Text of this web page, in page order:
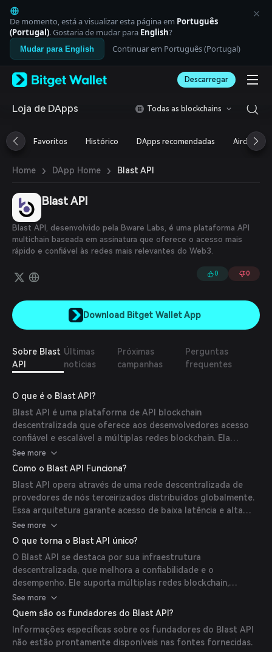
English
日本語
Tiếng Việt
Русский
Español (Latinoamérica)
Italiano
Deutsch
繁體中文
Português (Portugal)
ภาษาไทย
العربية
हिन्दी
Español
Português (Brasil)
Español (Argentina)
De momento, está a visualizar esta página em Português
(Portugal). Gostaria de mudar para English?
Mudar para English Continuar em Português (Portugal)
Descarregar
Loja de DApps Todas as blockchains
Favoritos Histórico DApps recomendadas Airdrop
Home › DApp Home › Blast API
Blast API
Blast API, desenvolvido pela Bware Labs, é uma plataforma API
multichain baseada em assinatura que oferece o acesso mais
rápido e confiável às redes mais relevantes do Web3.
0 0
Download Bitget Wallet App
Sobre Blast
API
Últimas
notícias
Próximas
campanhas
Perguntas
frequentes
O que é o Blast API?
Blast API é uma plataforma de API blockchain
descentralizada que oferece aos desenvolvedores acesso
confiável e escalável a múltiplas redes blockchain. Ela
oferece serviços de Remote Procedure Call (RPC) de alto
desempenho, possibilitando interação eficiente com
Blast API é simplificar o desenvolvimento blockchain ao
oferecer acesso imediato a dados blockchain através de
endpoints dedicados, eliminando a necessidade de os
desenvolvedores gerenciarem sua própria infraestrutura de
nós. (blastapi.io)
See more
Como o Blast API Funciona?
Blast API opera através de uma rede descentralizada de
provedores de nós terceirizados distribuídos globalmente.
Essa arquitetura garante acesso de baixa latência e alta
confiabilidade aos dados blockchain. Os desenvolvedores
podem criar projetos na plataforma Blast, gerar endpoints
dedicados para redes blockchain suportadas e usar esses
endpoints para fazer chamadas de API para diversas
interações blockchain. A plataforma suporta pagamentos
em stablecoins, proporcionando transparência de custos e
eficiência. (blastapi.io
See more
O que torna o Blast API único?
O Blast API se destaca por sua infraestrutura
descentralizada, que melhora a confiabilidade e o
desempenho. Ele suporta múltiplas redes blockchain,
permitindo que desenvolvedores acessem várias cadeias
através de uma conta unificada e modelo de assinatura. A
blockchain totalmente sincronizados, eliminando o longo
processo de configuração e sincronização de nós individuais.
See more
Quem são os fundadores do Blast API?
Informações específicas sobre os fundadores do Blast API
não estão prontamente disponíveis nas fontes fornecidas.